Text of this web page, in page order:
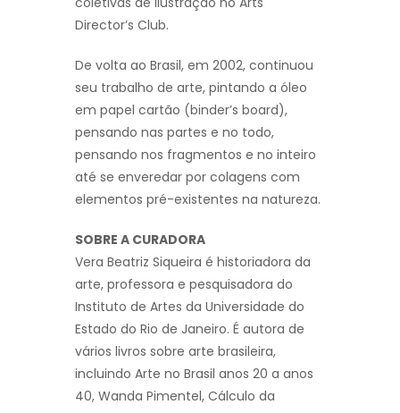
Director’s Club.
De volta ao Brasil, em 2002, continuou
seu trabalho de arte, pintando a óleo
em papel cartão (binder’s board),
pensando nas partes e no todo,
pensando nos fragmentos e no inteiro
até se enveredar por colagens com
elementos pré-existentes na natureza.
SOBRE A CURADORA
Vera Beatriz Siqueira é historiadora da
arte, professora e pesquisadora do
Instituto de Artes da Universidade do
Estado do Rio de Janeiro. É autora de
vários livros sobre arte brasileira,
incluindo Arte no Brasil anos 20 a anos
40, Wanda Pimentel, Cálculo da